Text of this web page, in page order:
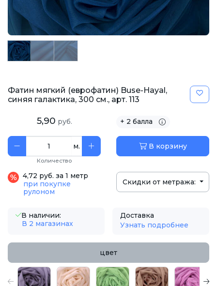
Фатин мягкий (еврофатин) Buse-Hayal,
синяя галактика, 300 см., арт. 113
5,90 руб. + 2 балла
м.
Количество
В корзину
4,72 руб. за 1 метр
при покупке
рулоном
Скидки от метража:
В наличии:
В 2 магазинах
Доставка
Узнать подробнее
цвет